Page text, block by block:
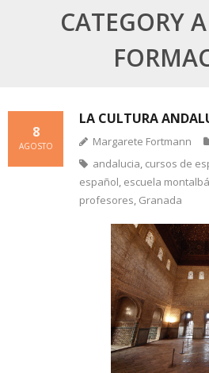
CATEGORY
LA CULTURA
8
AGOSTO Margarete Fortmann
andalucia, cursos de
español, escuela
profesores, Granada